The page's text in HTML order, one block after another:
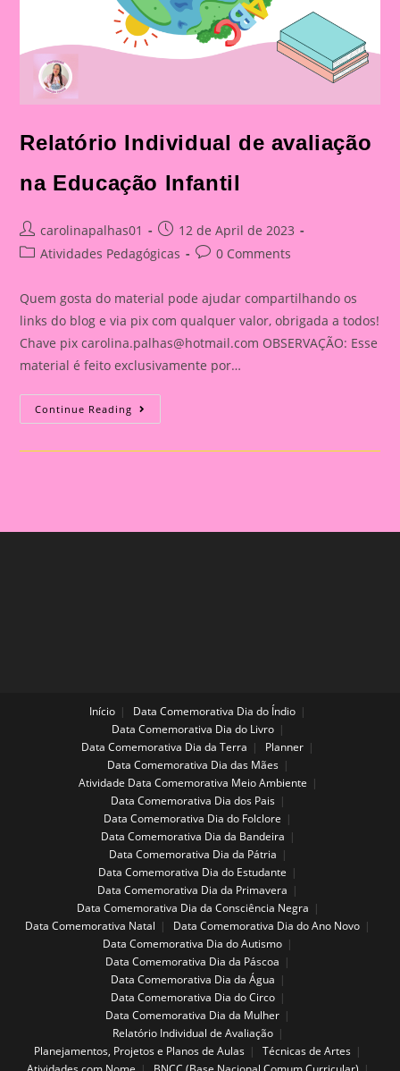
Relatório Individual de avaliação
na Educação Infantil
Post
author:
carolinapalhas01
Post
published:
12 de April de 2023
PostAtividades Pedagógicas
Post0 Comments
Quem gosta do material pode ajudar compartilhando os
links do blog e via pix com qualquer valor, obrigada a todos!
Chave pixcarolina.palhas@hotmail.com OBSERVAÇÃO: Esse
material é feito exclusivamente por…
Continue Reading Relatório
Individual
Avaliação
Início
Data Comemorativa Dia do Índio
Data Comemorativa Dia do Livro
Data Comemorativa Dia da Terra
Planner
Data Comemorativa Dia das Mães
Atividade Data Comemorativa Meio Ambiente
Data Comemorativa Dia dos Pais
Data Comemorativa Dia do Folclore
Data Comemorativa Dia da Bandeira
Data Comemorativa Dia da Pátria
Data Comemorativa Dia do Estudante
Data Comemorativa Dia da Primavera
Data Comemorativa Dia da Consciência Negra
Data Comemorativa Natal
Data Comemorativa Dia do Ano Novo
Data Comemorativa Dia do Autismo
Data Comemorativa Dia da Páscoa
Data Comemorativa Dia da Água
Data Comemorativa Dia do Circo
Data Comemorativa Dia da Mulher
Relatório Individual de Avaliação
Planejamentos, Projetos e Planos de Aulas
Técnicas de Artes